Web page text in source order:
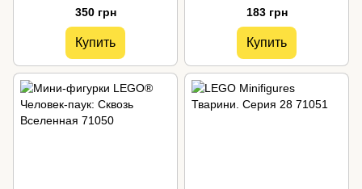
350 грн
Купить
183 грн
Купить